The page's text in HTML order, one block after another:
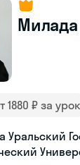
Милада
1880 ₽ за урок
Уральский